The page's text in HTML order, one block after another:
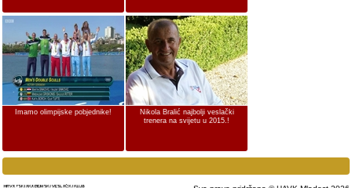
Imamo olimpijske pobjednike!
Nikola Bralić najbolji veslački
trenera na svijetu u 2015.!